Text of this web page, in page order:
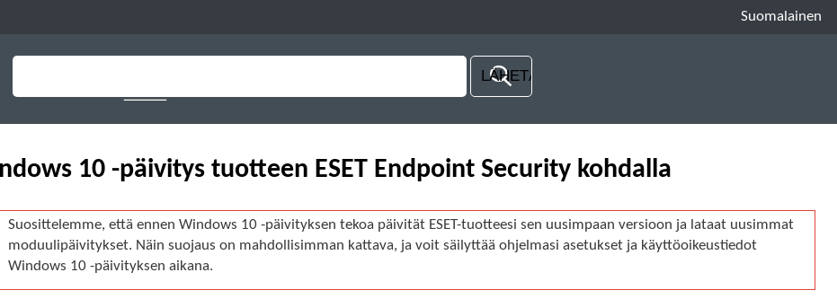
Suomalainen
10 -päivitys tuotteen ESET Endpoint Security kohdalla
Suosittelemme, että ennen Windows 10 -päivityksen tekoa päivität ESET-tuotteesi sen uusimpaan versioon ja lataat uusimmat
moduulipäivitykset. Näin suojaus on mahdollisimman kattava, ja voit säilyttää ohjelmasi asetukset ja käyttöoikeustiedot
Windows 10 -päivityksen aikana.